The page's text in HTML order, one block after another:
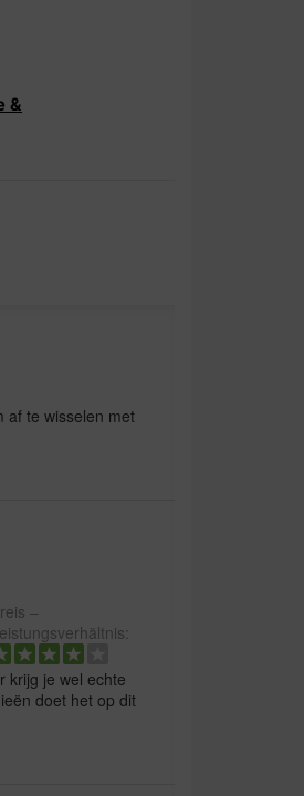
&
af te wisselen met
–
krijg je wel echte
doet het op dit